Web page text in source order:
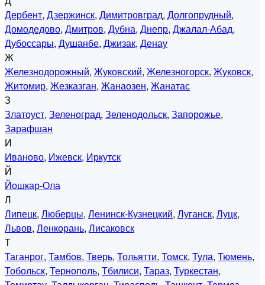
Дербент, Дзержинск, Димитровград, Долгопрудный,
Домодедово, Дмитров, Дубна, Днепр, Джалал-Абад,
Дубоссары, Душанбе, Джизак, Денау
Ж
Железнодорожный, Жуковский, Железногорск, Жуковск,
Житомир, Жезказган, Жанаозен, Жанатас
З
Златоуст, Зеленоград, Зеленодольск, Запорожье,
Зарафшан
И
Иваново, Ижевск, Иркутск
Й
Йошкар-Ола
Л
Липецк, Люберцы, Ленинск-Кузнецкий, Луганск, Луцк,
Львов, Ленкорань, Лисаковск
Т
Таганрог, Тамбов, Тверь, Тольятти, Томск, Тула, Тюмень,
Тобольск, Тернополь, Тбилиси, Тараз, Туркестан,